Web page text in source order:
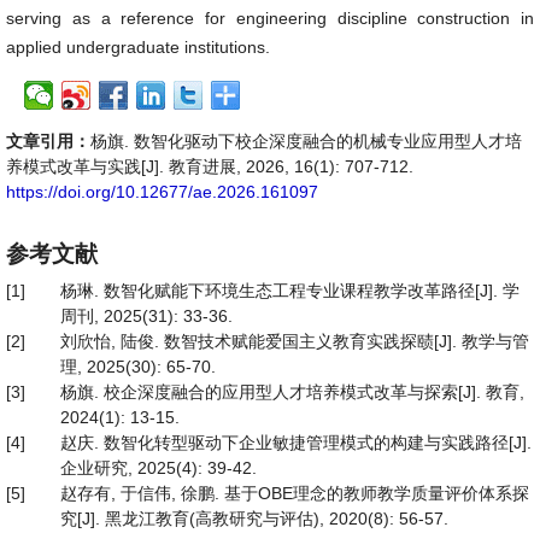
serving as a reference for engineering discipline construction in
applied undergraduate institutions.
文章引用： 杨旗. 数智化驱动下校企深度融合的机械专业应用型人才培
养模式改革与实践[J]. 教育进展, 2026, 16(1): 707-712.
https://doi.org/10.12677/ae.2026.161097
参考文献
[1]
杨琳. 数智化赋能下环境生态工程专业课程教学改革路径[J]. 学
周刊, 2025(31): 33-36.
[2]
刘欣怡, 陆俊. 数智技术赋能爱国主义教育实践探赜[J]. 教学与管
理, 2025(30): 65-70.
[3]
杨旗. 校企深度融合的应用型人才培养模式改革与探索[J]. 教育,
2024(1): 13-15.
[4]
赵庆. 数智化转型驱动下企业敏捷管理模式的构建与实践路径[J].
企业研究, 2025(4): 39-42.
[5]
赵存有, 于信伟, 徐鹏. 基于OBE理念的教师教学质量评价体系探
究[J]. 黑龙江教育(高教研究与评估), 2020(8): 56-57.